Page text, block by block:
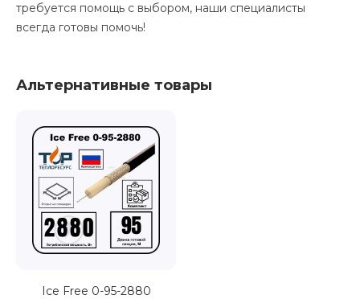
требуется помощь с выбором, наши специалисты
всегда готовы помочь!
Альтернативные товары
Ice Free 0-95-2880